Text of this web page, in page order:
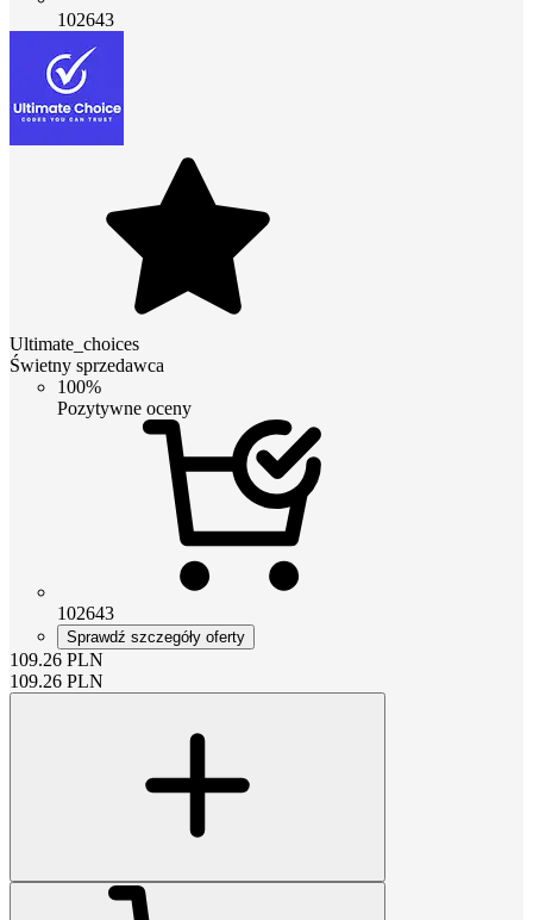
102643
Ultimate_choices
Świetny sprzedawca
100%
Pozytywne oceny
102643
Sprawdź szczegóły oferty
109.26 PLN
109.26 PLN